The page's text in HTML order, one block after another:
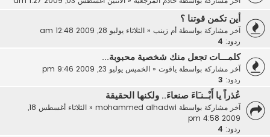
أين تكمن قوتنا ؟
آخر مشاركة بواسطة أم زينب« الثلاثاء يوليو 28, 2009 12:48 am
ردود: 4
كلمـــات تجعل منك شخصية محبوبة...
آخر مشاركة بواسطة ياقوت« الخميس يوليو 23, 2009 9:46 pm
ردود: 3
عُذراً‮ ‬يا‮ ‬أَبْــنـَاءَ‮ ‬صنعاءَ‮.. ‬ولكنها‮ ‬الحقيقة
آخر مشاركة بواسطة mohammed alhadwi
«
الثلاثاء أغسطس 18,
2009 4:58 pm
ردود: 4